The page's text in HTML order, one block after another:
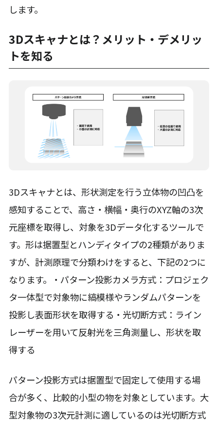
します。
3Dスキャナとは？メリット・デメリッ
トを知る
3Dスキャナとは、形状測定を行う立体物の凹凸を
感知することで、高さ・横幅・奥行のXYZ軸の3次
元座標を取得し、対象を3Dデータ化するツールで
す。形は据置型とハンディタイプの2種類がありま
すが、計測原理で分類わけをすると、下記の2つに
なります。・パターン投影カメラ方式：プロジェク
タ一体型で対象物に縞模様やランダムパターンを
投影し表面形状を取得する・光切断方式：ライン
レーザーを用いて反射光を三角測量し、形状を取
得する
パターン投影方式は据置型で固定して使用する場
合が多く、比較的小型の物を対象としています。大
型対象物の3次元計測に適しているのは光切断方式